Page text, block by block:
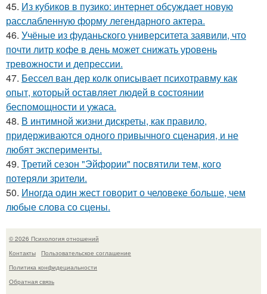
45. Из кубиков в пузико: интернет обсуждает новую
расслабленную форму легендарного актера.
46. Учёные из фуданьского университета заявили, что
почти литр кофе в день может снижать уровень
тревожности и депрессии.
47. Бессел ван дер колк описывает психотравму как
опыт, который оставляет людей в состоянии
беспомощности и ужаса.
48. В интимной жизни дискреты, как правило,
придерживаются одного привычного сценария, и не
любят эксперименты.
49. Третий сезон "Эйфории" посвятили тем, кого
потеряли зрители.
50. Иногда один жест говорит о человеке больше, чем
любые слова со сцены.
© 2026 Психология отношений
Контакты
Пользовательское соглашение
Политика конфидециальности
Обратная связь